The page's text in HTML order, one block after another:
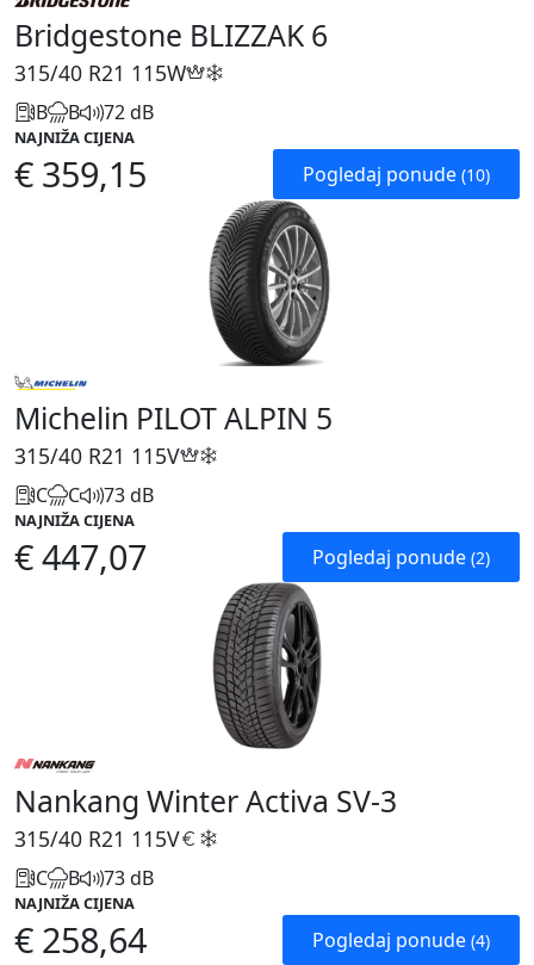
Bridgestone BLIZZAK 6
315/40 R21 115W
B B 72 dB
NAJNIŽA CIJENA
€ 359,15 Pogledaj ponude (10)
Michelin PILOT ALPIN 5
315/40 R21 115V
C C 73 dB
NAJNIŽA CIJENA
€ 447,07 Pogledaj ponude (2)
Nankang Winter Activa SV-3
315/40 R21 115V
C B 73 dB
NAJNIŽA CIJENA
€ 258,64 Pogledaj ponude (4)